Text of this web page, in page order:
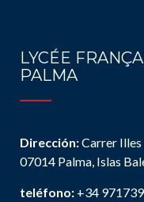
LYCÉE
PALMA
Dirección:Carrer
07014 Palma, Islas
teléfono: +34